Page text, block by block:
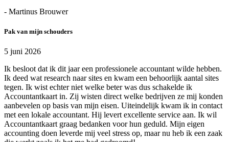
- Martinus Brouwer
Pak van mijn schouders
5 juni 2026
Ik besloot dat ik dit jaar een professionele accountant wilde hebben.
Ik deed wat research naar sites en kwam een behoorlijk aantal sites
tegen. Ik wist echter niet welke beter was dus schakelde ik
Accountantkaart in. Zij wisten direct welke bedrijven ze mij konden
aanbevelen op basis van mijn eisen. Uiteindelijk kwam ik in contact
met een lokale accountant. Hij levert excellente service aan. Ik wil
Accountantkaart graag bedanken voor hun geduld. Mijn eigen
accounting doen leverde mij veel stress op, maar nu heb ik een zaak